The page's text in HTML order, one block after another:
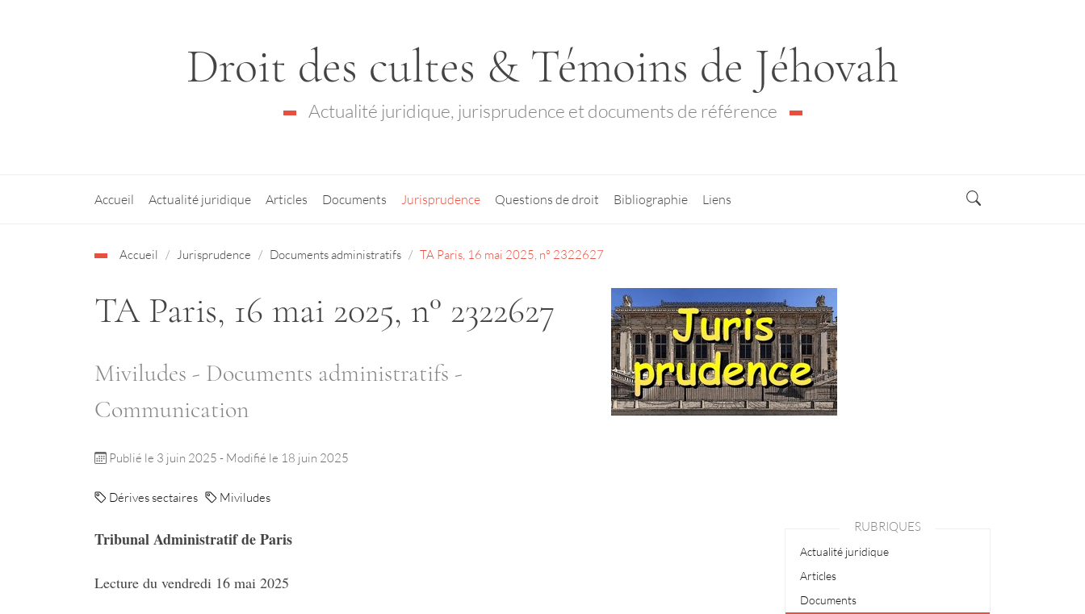
Droit des cultes & Témoins de Jéhovah
Actualité juridique, jurisprudence et documents de référence
Accueil Actualité juridique Articles Documents Jurisprudence Questions de droit Bibliographie Liens
Accueil Jurisprudence Documents administratifs TA Paris, 16 mai 2025, n° 2322627
TA Paris, 16 mai 2025, n° 2322627
Miviludes - Documents administratifs -
Communication
Publié le 3 juin 2025 - Modifié le 18 juin 2025
Dérives sectaires Miviludes
Tribunal Administratif de Paris
Lecture du vendredi 16 mai 2025
RUBRIQUES
Actualité juridique
Articles
Documents